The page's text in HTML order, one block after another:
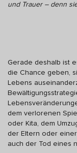
und Trauer – denn
Gerade deshalb ist
die Chance geben,
Lebens
dem verlorenen
oder Kita, dem
der Eltern oder
auch der Tod eines